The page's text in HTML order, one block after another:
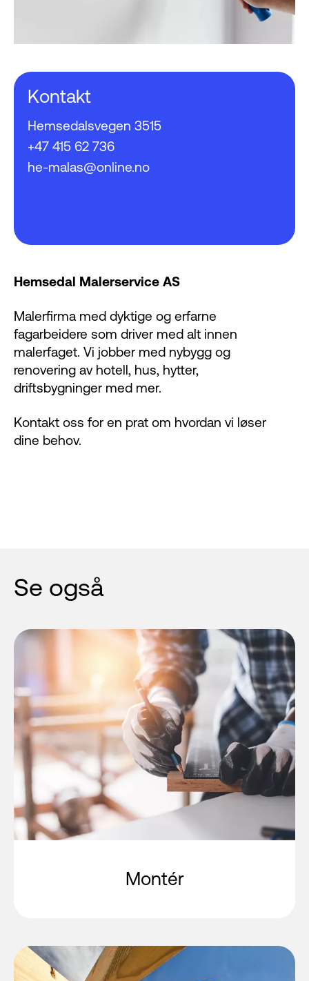
Hemsedal Malerservice AS
Malerfirma med dyktige og erfarne
fagarbeidere som driver med alt innen
malerfaget. Vi jobber med nybygg og
renovering av hotell, hus, hytter,
driftsbygninger med mer.
Kontakt oss for en prat om hvordan vi løser
dine behov.
Kontakt
Hemsedalsvegen 3515
+47 415 62 736
he-malas@online.no
Se også
Montér